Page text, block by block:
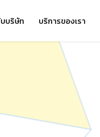
possible:
to
บริษัท บริการของเรา